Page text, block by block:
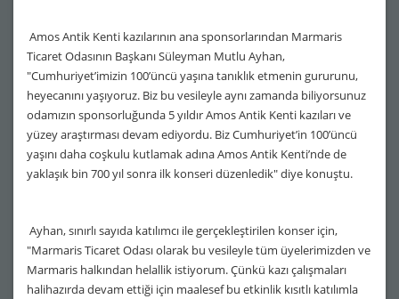
Amos Antik Kenti kazılarının ana sponsorlarından Marmaris
Ticaret Odasının Başkanı Süleyman Mutlu Ayhan,
"Cumhuriyet’imizin 100’üncü yaşına tanıklık etmenin gururunu,
heyecanını yaşıyoruz. Biz bu vesileyle aynı zamanda biliyorsunuz
odamızın sponsorluğunda 5 yıldır Amos Antik Kenti kazıları ve
yüzey araştırması devam ediyordu. Biz Cumhuriyet’in 100’üncü
yaşını daha coşkulu kutlamak adına Amos Antik Kenti’nde de
yaklaşık bin 700 yıl sonra ilk konseri düzenledik" diye konuştu.
Ayhan, sınırlı sayıda katılımcı ile gerçekleştirilen konser için,
"Marmaris Ticaret Odası olarak bu vesileyle tüm üyelerimizden ve
Marmaris halkından helallik istiyorum. Çünkü kazı çalışmaları
halihazırda devam ettiği için maalesef bu etkinlik kısıtlı katılımla